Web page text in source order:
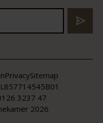
2026
3237 47
PrivacySitemap